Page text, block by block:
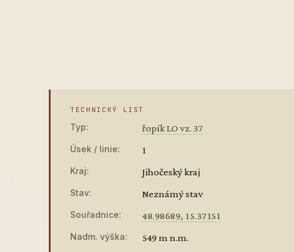
TECHNICKÝ LIST
Typ: řopík LO vz. 37
Úsek / linie: 1
Kraj: Jihočeský kraj
Stav: Neznámý stav
Souřadnice: 48.98689, 15.37151
Nadm. výška: 549 m n.m.